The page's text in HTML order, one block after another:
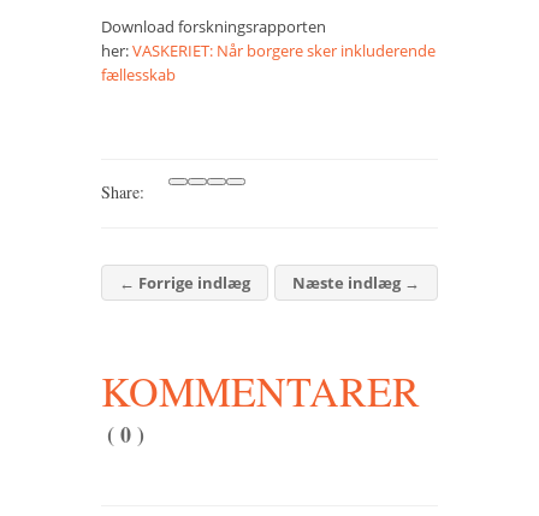
Download forskningsrapporten
her:VASKERIET: Når borgere sker inkluderende
fællesskab
Share:
← Forrige indlæg Næste indlæg→
KOMMENTARER
( 0 )